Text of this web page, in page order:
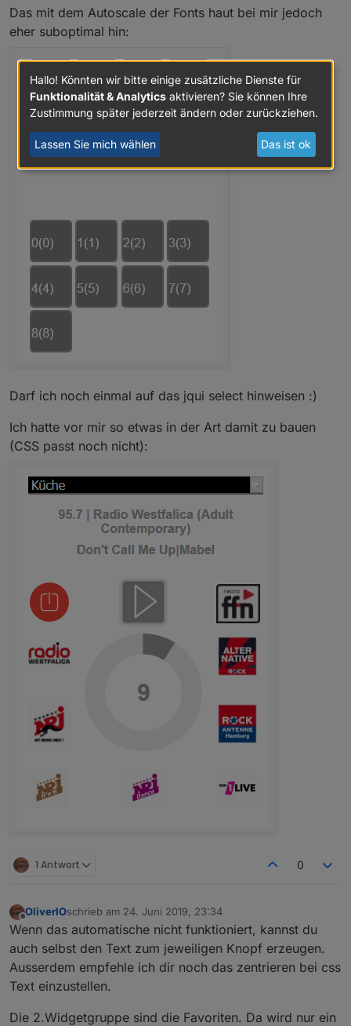
Das mit dem Autoscale der Fonts haut bei mir jedoch
eher suboptimal hin:
Darf ich noch einmal auf das jqui select hinweisen :)
Ich hatte vor mir so etwas in der Art damit zu bauen
(CSS passt noch nicht):
1 Antwort 0
Offline
OliverIOschrieb am 24. Juni 2019, 23:34
zuletzt editiert von
Wenn das automatische nicht funktioniert, kannst du
auch selbst den Text zum jeweiligen Knopf erzeugen.
Ausserdem empfehle ich dir noch das zentrieren bei css
Text einzustellen.
Die 2.Widgetgruppe sind die Favoriten. Da wird nur ein
Hallo! Könnten wir bitte einige zusätzliche Dienste für
Funktionalität & Analytics aktivieren? Sie können Ihre
Zustimmung später jederzeit ändern oder zurückziehen.
Lassen Sie mich wählen Das ist ok